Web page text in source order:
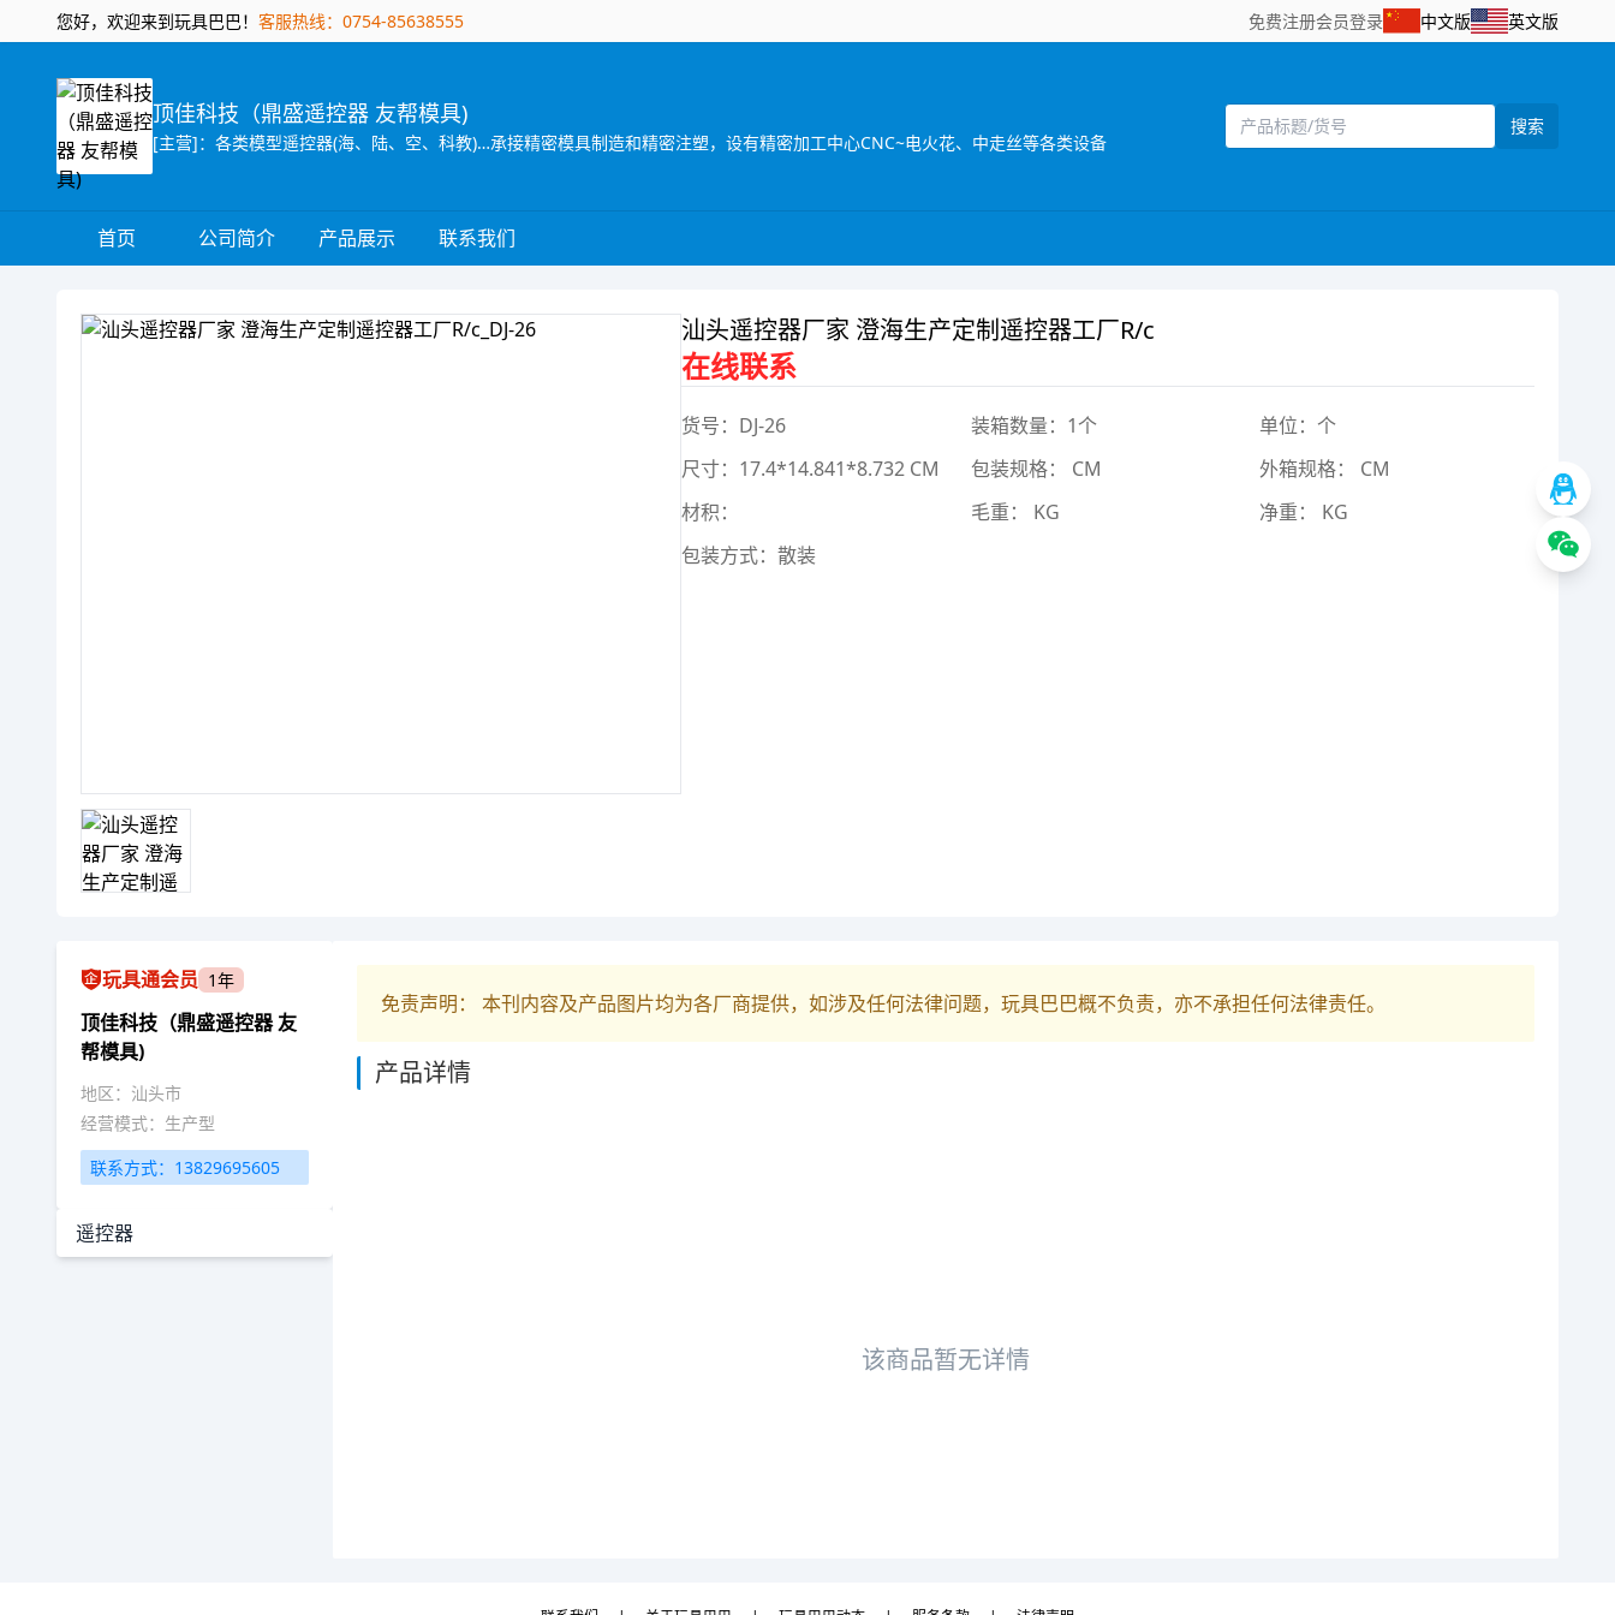
您好，欢迎来到玩具巴巴！ 客服热线：0754-85638555 免费注册会员登录 中文版 英文版
顶佳科技（鼎盛遥控器 友帮模具)
[主营]：各类模型遥控器(海、陆、空、科教)…承接精密模具制造和精密注塑，设有精密加工中心CNC~电火花、中走丝等各类设备
搜索
首页 公司简介 产品展示 联系我们
汕头遥控器厂家 澄海生产定制遥控器工厂R/c
在线联系
货号：DJ-26 装箱数量：1个
单位：个
尺寸：17.4*14.841*8.732 CM
包装规格： CM
外箱规格： CM
材积：
毛重： KG
净重： KG
包装方式：散装
玩具通会员 1年
顶佳科技（鼎盛遥控器 友
帮模具)
地区：汕头市
经营模式：生产型
联系方式：13829695605
遥控器
免责声明： 本刊内容及产品图片均为各厂商提供，如涉及任何法律问题，玩具巴巴概不负责，亦不承担任何法律责任。
产品详情
该商品暂无详情